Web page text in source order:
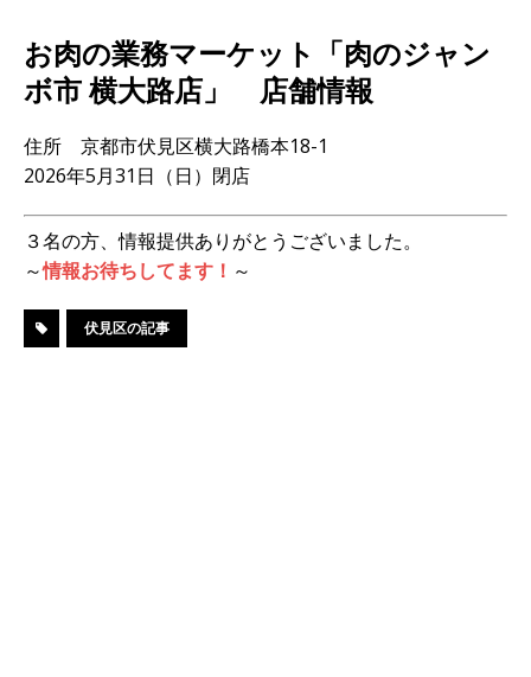
お肉の業務マーケット「肉のジャン
ボ市 横大路店」 店舗情報
住所 京都市伏見区横大路橋本18-1
2026年5月31日（日）閉店
３名の方、情報提供ありがとうございました。
～情報お待ちしてます！ ～
伏見区の記事